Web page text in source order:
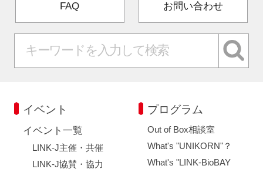
FAQ お問い合わせ
イベント
イベント一覧
LINK-J主催・共催
LINK-J協賛・協力
プログラム
Out of Box相談室
What's "UNIKORN"？
What's "LINK-BioBAY